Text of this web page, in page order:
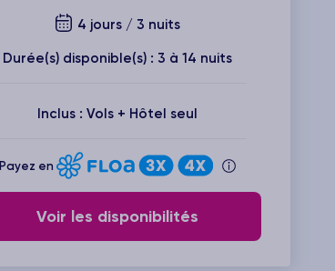
4 jours / 3 nuits
Durée(s) disponible(s) : 3 à 14 nuits
Inclus : Vols + Hôtel seul
Payez en
Voir les disponibilités